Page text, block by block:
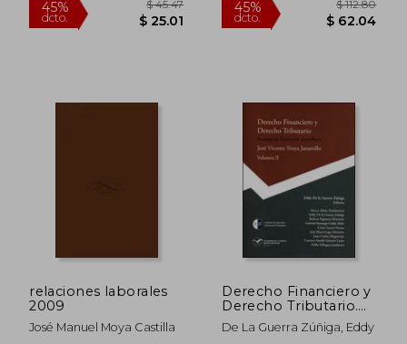
45%
dcto.
relaciones laborales
2009
José Manuel Moya Castilla
Derecho Financiero y
Derecho Tributario.
Ensayos en
homenaje al profesor
De La Guerra Zúñiga, Eddy